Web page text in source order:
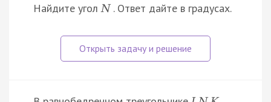
Найдите уголN . Ответ дайте в градусах.